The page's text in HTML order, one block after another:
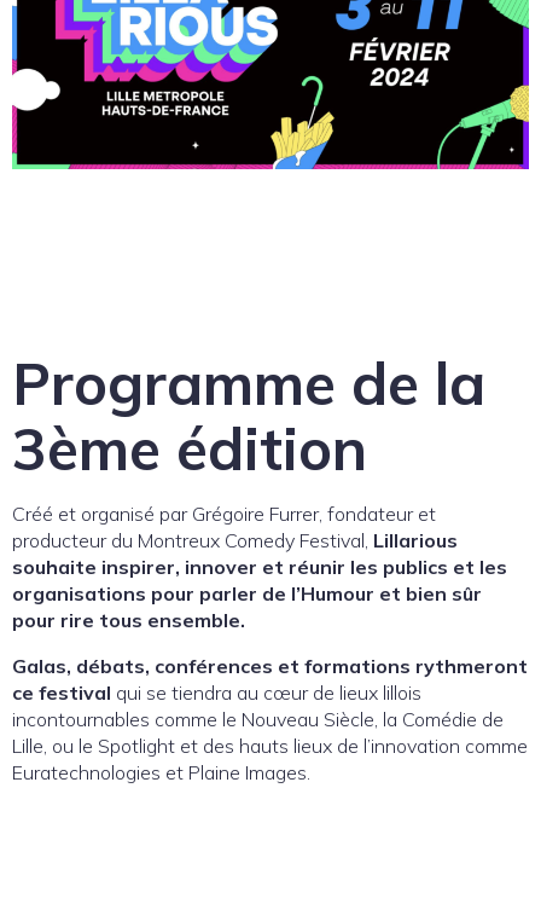
Programme de la
3ème édition
Créé et organisé par Grégoire Furrer, fondateur et
producteur du Montreux Comedy Festival, Lillarious
souhaite inspirer, innover et réunir les publics et les
organisations pour parler de l’Humour et bien sûr
pour rire tous ensemble.
Galas, débats, conférences et formations rythmeront
ce festival qui se tiendra au cœur de lieux lillois
incontournables comme le Nouveau Siècle, la Comédie de
Lille, ou le Spotlight et des hauts lieux de l’innovation comme
Euratechnologies et Plaine Images.